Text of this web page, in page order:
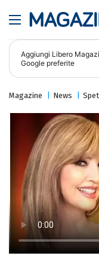
Aggiungi Libero
Google preferite
Magazine News